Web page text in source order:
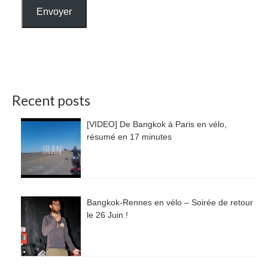
Envoyer
Recent posts
[VIDEO] De Bangkok à Paris en vélo,
résumé en 17 minutes
Bangkok-Rennes en vélo – Soirée de retour
le 26 Juin !